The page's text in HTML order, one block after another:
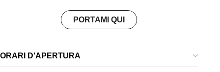
PORTAMI QUI
ORARI D'APERTURA